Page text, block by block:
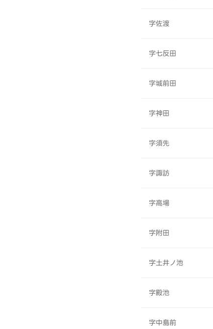
字佐渡
字七反田
字城前田
字神田
字須先
字諏訪
字高場
字附田
字土井ノ池
字殿池
字中島前